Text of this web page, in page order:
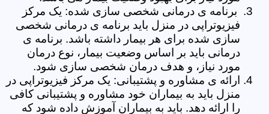
برنامه ی درمانی شخصی سازی شده: یک مرکز
فیزیوتراپی در منزل باید برنامه ی درمانی شخصی
سازی شده برای هر بیمار داشته باشد. برنامه ی
درمانی باید بر اساس وضعیت بیمار، نوع درمان
مورد نیاز، و هدف درمان شخصی سازی شود.
ارائه ی مشاوره و پشتیبانی: یک مرکز فیزیوتراپی در
منزل باید به بیماران خود مشاوره و پشتیبانی کافی
را ارائه دهد. باید به بیماران آموزش داده شود که